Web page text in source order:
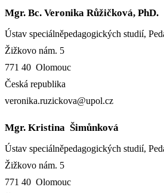
Mgr. Bc. Veronika Růžičková, PhD.
Ústav speciálněpedagogických studií,
Žižkovo nám. 5
771 40 Olomouc
Česká republika
veronika.ruzickova@upol.cz
Mgr. Kristina Šimůnková
Ústav speciálněpedagogických studií,
Žižkovo nám. 5
771 40 Olomouc